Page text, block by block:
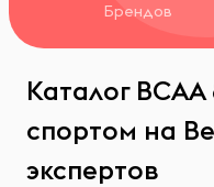
Брендов
Каталог ВСАА
спортом на
экспертов